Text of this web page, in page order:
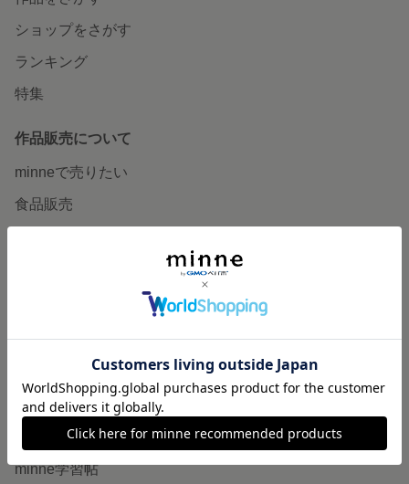
ショップをさがす
ランキング
特集
作品販売について
minneで売りたい
食品販売
販売支援企画・イベント
読みもの
minneとものづくりと
minne学習帖